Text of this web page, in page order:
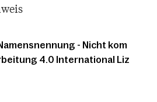
- Nicht kom
4.0 International Liz